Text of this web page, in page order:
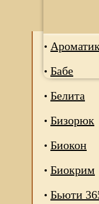
Бабе
Белита
Бизорюк
Биокон
Биокрим
Бьюти